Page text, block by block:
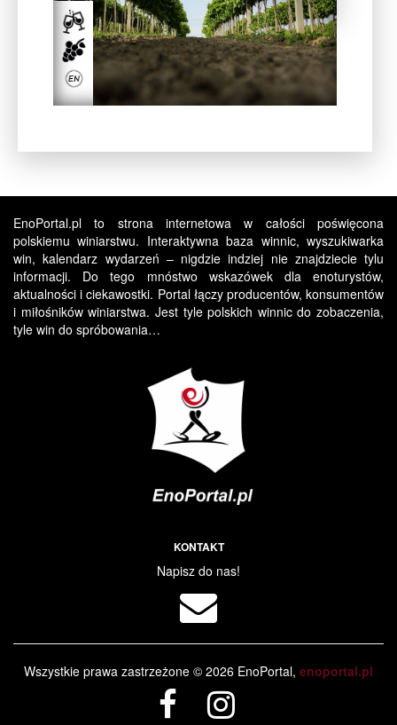
EnoPortal.pl to strona internetowa w całości poświęcona
polskiemu winiarstwu. Interaktywna baza winnic, wyszukiwarka
win, kalendarz wydarzeń – nigdzie indziej nie znajdziecie tylu
informacji. Do tego mnóstwo wskazówek dla enoturystów,
aktualności i ciekawostki. Portal łączy producentów, konsumentów
i miłośników winiarstwa. Jest tyle polskich winnic do zobaczenia,
tyle win do spróbowania…
KONTAKT
Napisz do nas!
Wszystkie prawa zastrzeżone © 2026 EnoPortal, enoportal.pl